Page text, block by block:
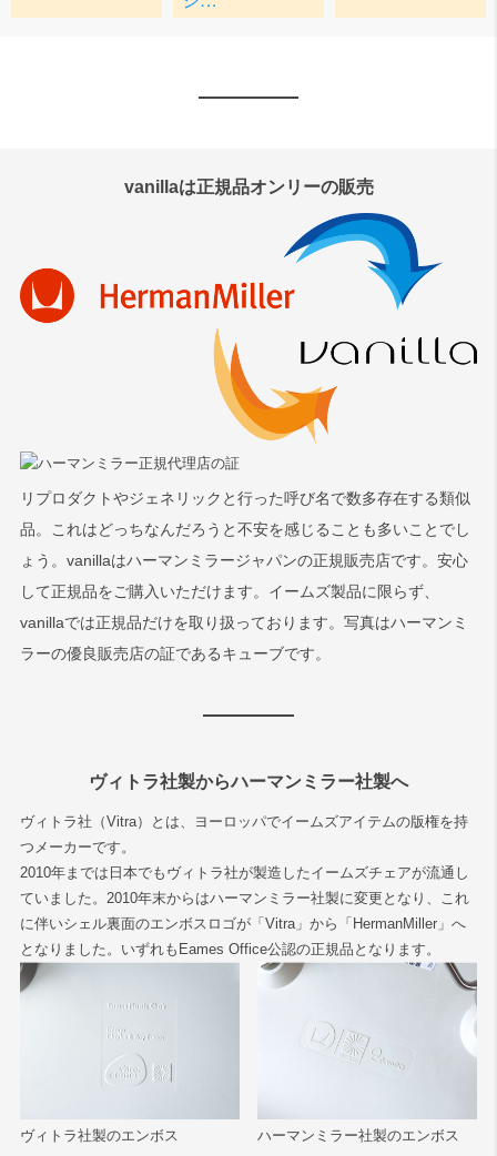
vanillaは正規品オンリーの販売
リプロダクトやジェネリックと行った呼び名で数多存在する類似
品。これはどっちなんだろうと不安を感じることも多いことでし
ょう。vanillaはハーマンミラージャパンの正規販売店です。安心
して正規品をご購入いただけます。イームズ製品に限らず、
vanillaでは正規品だけを取り扱っております。写真はハーマンミ
ラーの優良販売店の証であるキューブです。
ヴィトラ社製からハーマンミラー社製へ
ヴィトラ社（Vitra）とは、ヨーロッパでイームズアイテムの版権を持
つメーカーです。
2010年までは日本でもヴィトラ社が製造したイームズチェアが流通し
ていました。2010年末からはハーマンミラー社製に変更となり、これ
に伴いシェル裏面のエンボスロゴが「Vitra」から「HermanMiller」へ
となりました。いずれもEames Office公認の正規品となります。
ヴィトラ社製のエンボス ハーマンミラー社製のエンボス